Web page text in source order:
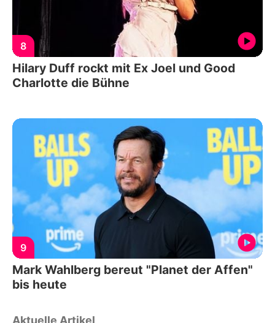
8
Hilary Duff rockt mit Ex Joel und Good
Charlotte die Bühne
9
Mark Wahlberg bereut "Planet der Affen"
bis heute